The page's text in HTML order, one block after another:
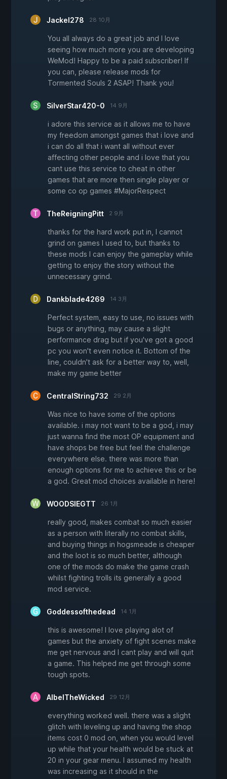
Jackel278 28 10月
You all always do a great job and I love
seeing how much more you are developing
WeMod! Happy to be a paid subscriber! If
you can, please release mods for
Tormented Souls 2 ASAP! Thank you!
SilverStar420-0 14 9月
i adore this service as it allows me to have
my freedom amongst games that i love and
i can do all that i want all without ever
affecting other people and i love that you
cant use this service to cheat in other
games that are more then single player or
some co op games #MajorRespect
TheReigningPitt 2 9月
thanks for the hard work put in, I cannot
grind on games I used to, but thanks to
these mods I can enjoy the gameplay while
getting to enjoy the story without the
unnecessary grind.
Dankblade4269 14 3月
Perfect system, easy to use, no issues with
bugs or anything, may cause a slight
performance drag but if you've got a good
pc you won't even notice it. Bottom of the
line, couldn't ask for a better way to, well,
make my game better
CentralString732 29 2月
Was nice to have some of the options
available. i may not want to be a god, i may
just wanna find the most OP equipment and
have shops be free but feel the challenge
everywhere else. there was more than
enough options for me to achieve this or be
a god. Great mod choices available in here!
WOODSIEGTT 26 1月
really good, makes combat so much easier
as a person with literally no combat skills,
and buying things in hogsmeade is cheaper
and the loot is so much better, although
one of the mods do make the game crash
whilst fighting trolls its generally a good
mod service.
Goddessofthedead 14 1月
this is awesome! I love playing alot of
games but the anxiety of fight scenes make
me get nervous and I cant play and will quit
a game. This helped me get through some
tough spots.
AlbelTheWicked 29 12月
everything worked well. there was a slight
glitch with leveling up and having the shop
items cost 0 mod on, when you would level
up while that your health would be stuck at
20 in your gear menu. I assumed my health
was increasing as it should in the